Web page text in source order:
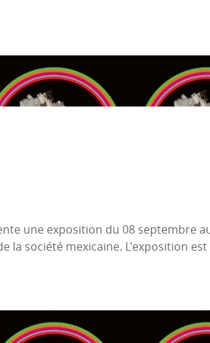
une exposition du 08 septembre
la société mexicaine. L'exposition